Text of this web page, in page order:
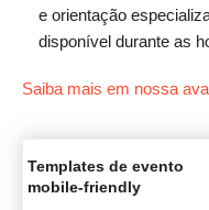
e orientação
disponível durante as
Saiba mais em nossa
Templates de evento
mobile-friendly